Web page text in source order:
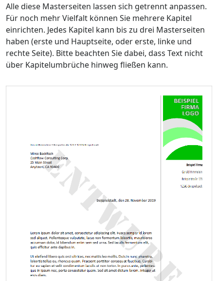
Alle diese Masterseiten lassen sich getrennt anpassen.
Für noch mehr Vielfalt können Sie mehrere Kapitel
einrichten. Jedes Kapitel kann bis zu drei Masterseiten
haben (erste und Hauptseite, oder erste, linke und
rechte Seite). Bitte beachten Sie dabei, dass Text nicht
über Kapitelumbrüche hinweg fließen kann.